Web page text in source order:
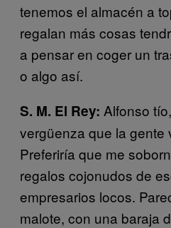
tenemos el almacén a
regalan más cosas
a pensar en coger un
o algo así.
S. M. El Rey: Alfonso
vergüenza que la gente
Preferiría que me
regalos cojonudos de
empresarios locos.
malote, con una baraja